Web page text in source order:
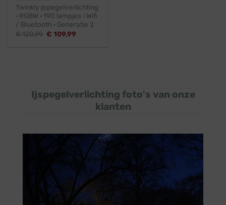
Twinkly ijspegelverlichting
· RGBW · 190 lampjes · Wifi
/ Bluetooth · Generatie 2
€120,99 Oorspronkelijke
€ 109,99
Ijspegelverlichting foto's van onze
klanten